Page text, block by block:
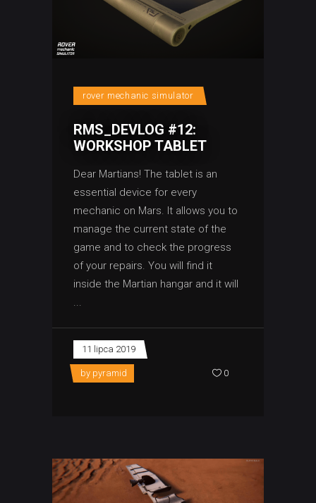
rover mechanic simulator
RMS_DEVLOG #12:
WORKSHOP TABLET
Dear Martians! The tablet is an
essential device for every
mechanic on Mars. It allows you to
manage the current state of the
game and to check the progress
of your repairs. You will find it
inside the Martian hangar and it will
11 lipca 2019
by pyramid 0